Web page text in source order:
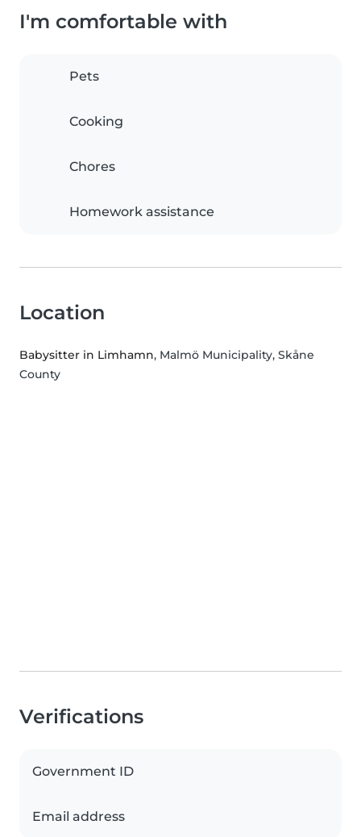
I'm comfortable with
Pets
Cooking
Chores
Homework assistance
Location
Babysitter in Limhamn, Malmö Municipality, Skåne
County
Verifications
Government ID
Email address